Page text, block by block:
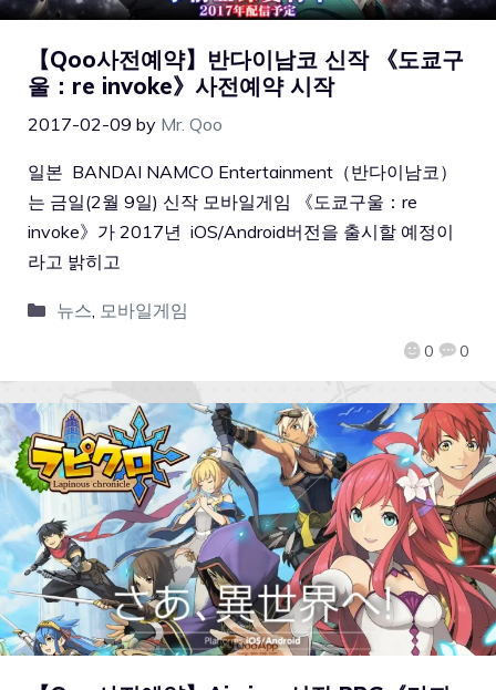
【Qoo사전예약】반다이남코 신작 《도쿄구
울：re invoke》사전예약 시작
2017-02-09 by Mr. Qoo
0 0
일본 BANDAI NAMCO Entertainment（반다이남코）
는 금일(2월 9일) 신작 모바일게임 《도쿄구울：re
invoke》가 2017년 iOS/Android버전을 출시할 예정이
라고 밝히고
뉴스, 모바일게임